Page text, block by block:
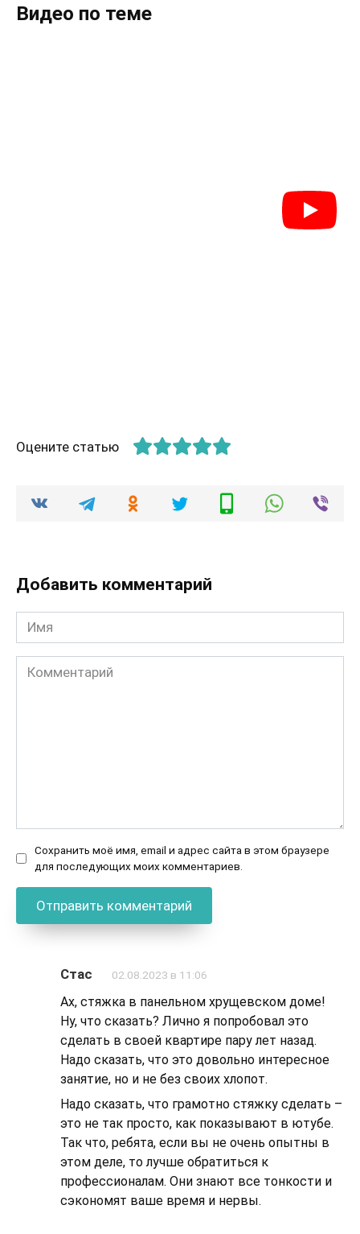
Видео по теме
Оцените статью
Добавить комментарий
Имя
Комментарий
Сохранить моё имя, email и адрес сайта в этом браузере
для последующих моих комментариев.
Стас 02.08.2023 в 11:06
Ах, стяжка в панельном хрущевском доме!
Ну, что сказать? Лично я попробовал это
сделать в своей квартире пару лет назад.
Надо сказать, что это довольно интересное
занятие, но и не без своих хлопот.
Надо сказать, что грамотно стяжку сделать –
это не так просто, как показывают в ютубе.
Так что, ребята, если вы не очень опытны в
этом деле, то лучше обратиться к
профессионалам. Они знают все тонкости и
сэкономят ваше время и нервы.